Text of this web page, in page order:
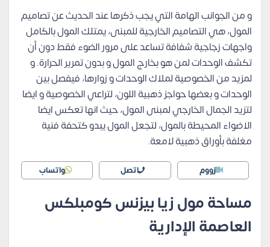
و من الجوانب الهامة التي يجب ذكرها عند الحديث عن تصاميم
المول، هي التصاميم الخارجية للمبنى، يمتلك المول بالكامل
واجهات زجاجية شفافة تساعد على مرور الضوء فقط دون أن
تكشف الوحدات لمن هو بخارج المول و بدون تمرير الحرارة. و
لمزيد من الخصوصية لملاك الوحدات و زوارها، فيفصل بين
الوحدات و بعضها حواجز ذهبية اللون، لتراعي الخصوصية و ايضا
لتزيد الجمال الخارجي لمبنى المول، حيث انها تعكس ايضا
الاضواء المحيطة بالمول، لتجعل المول يبدو كتحفة فنية
مغلفة بأوراق ذهبية لامعة.
زووم اتصل واتساب
مساحة مول زيا بيزنس كومبلكس
العاصمة الإدارية